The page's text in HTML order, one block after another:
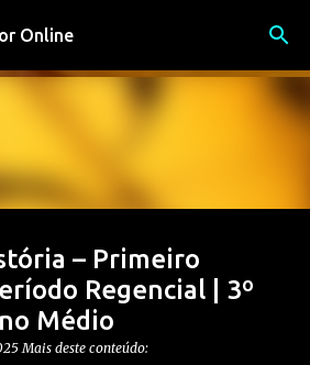
o conteúdo principal
Online
– Primeiro
Regencial | 3º
Médio
Mais deste conteúdo: